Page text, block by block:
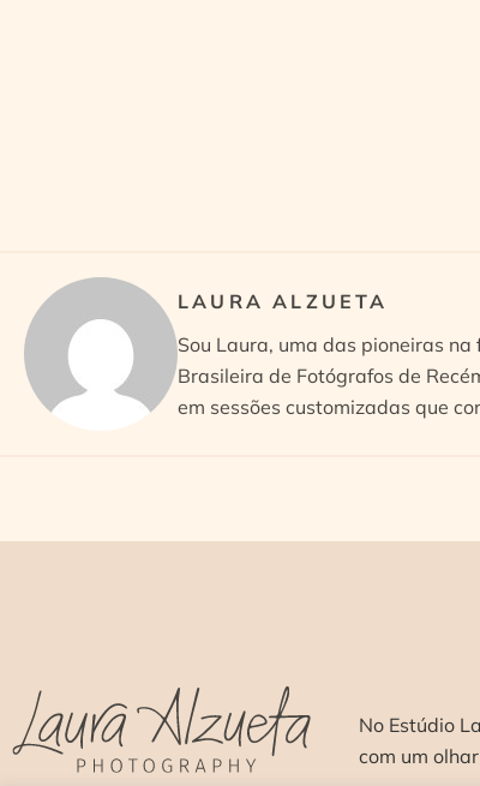
LAURA ALZUETA
Sou Laura, uma das pioneiras
Brasileira de Fotógrafos de
em sessões customizadas que
No Estúdio
com um